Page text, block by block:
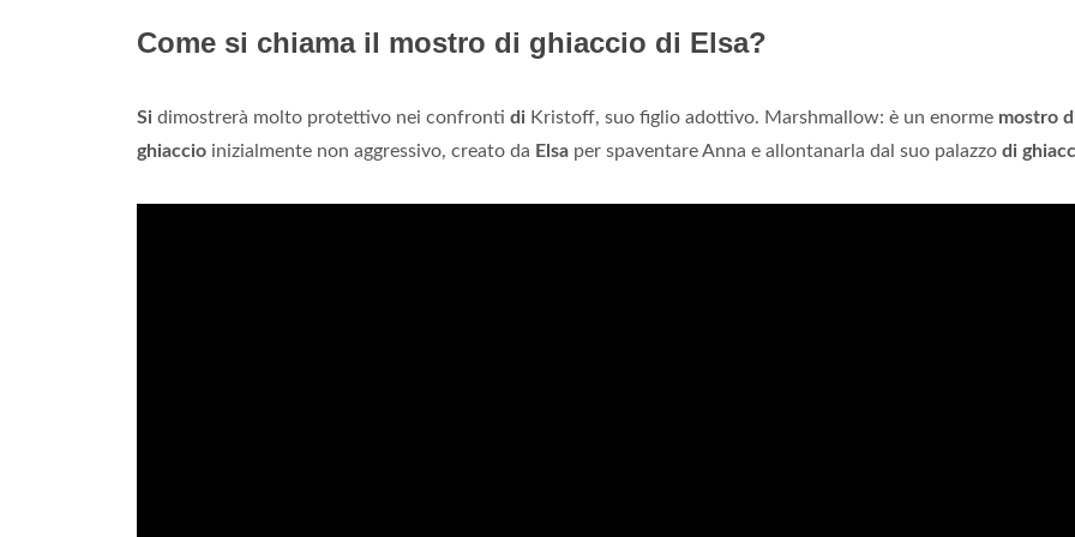
Come si chiama il mostro di ghiaccio di Elsa?
Si dimostrerà molto protettivo nei confronti di Kristoff, suo figlio adottivo. Marshmallow: è un enorme mostro
ghiaccio inizialmente non aggressivo, creato da Elsa per spaventare Anna e allontanarla dal suo palazzo di